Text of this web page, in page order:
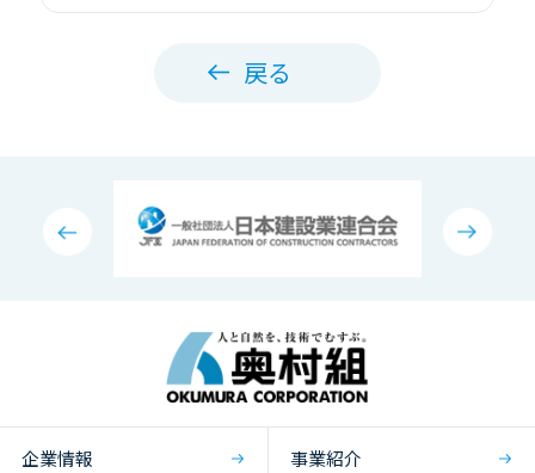
戻る
企業情報 事業紹介